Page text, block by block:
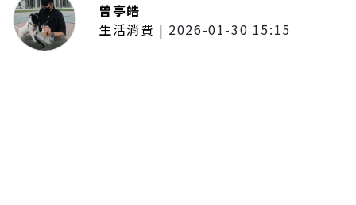
曾亭皓
生活消費 | 2026-01-30 15:15